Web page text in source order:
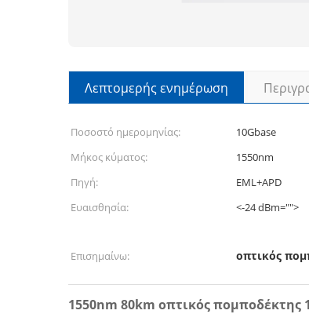
Λεπτομερής ενημέρωση
Ποσοστό ημερομηνίας: 10Gbase
Μήκος κύματος:
1550nm
Πηγή:
EML+APD
Ευαισθησία:
<-24 dBm="">
Επισημαίνω:
οπτικός
1550nm 80km οπτικός πομποδέκτης